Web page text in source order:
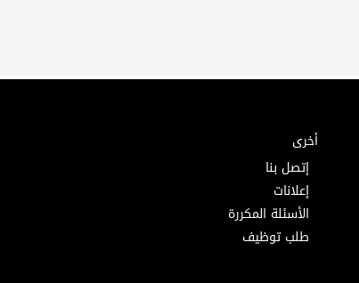
أخرى
إتصل بنا
إعلانات
الأسئلة المكررة
طلب توظيف